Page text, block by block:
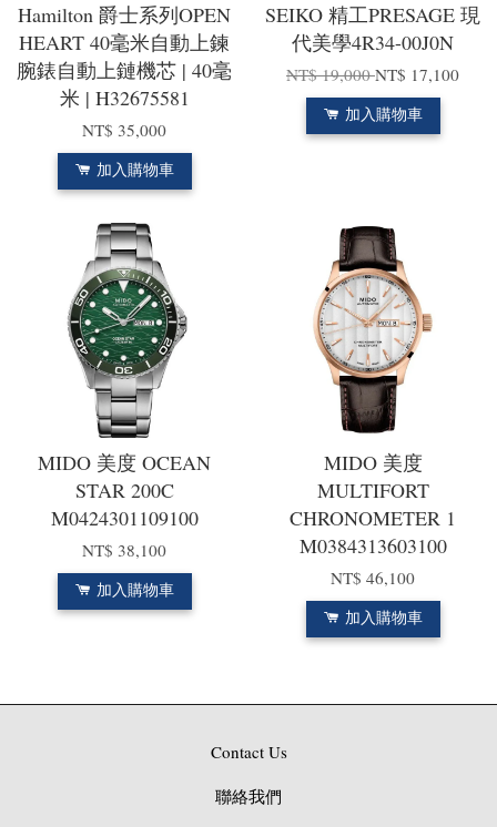
Hamilton 爵士系列OPEN
HEART 40毫米自動上鍊
腕錶自動上鏈機芯 | 40毫
米 | H32675581
NT$ 35,000
加入購物車
SEIKO 精工PRESAGE 現
代美學4R34-00J0N
NT$ 19,000NT$ 17,100
加入購物車
MIDO 美度 OCEAN
STAR 200C
M0424301109100
NT$ 38,100
加入購物車
MIDO 美度
MULTIFORT
CHRONOMETER 1
M0384313603100
NT$ 46,100
加入購物車
Contact Us
聯絡我們